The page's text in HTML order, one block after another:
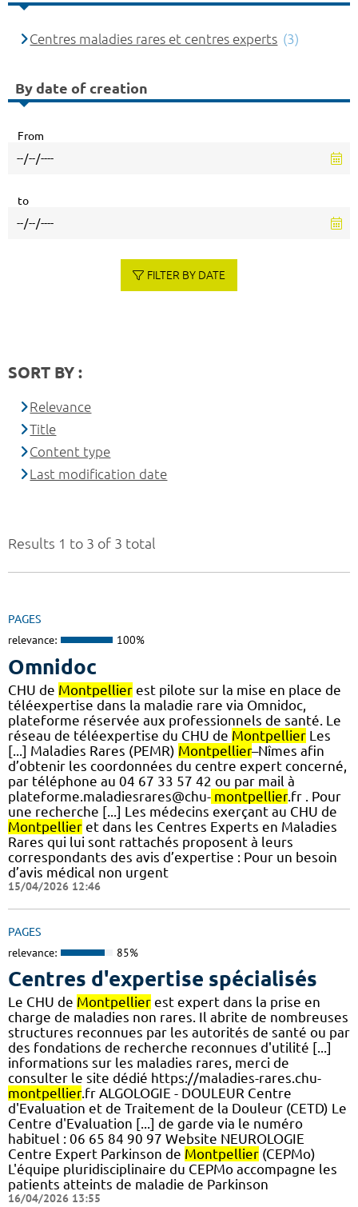
Results 1 to 3 of 3 total
PAGES
relevance: 100%
Omnidoc
CHU de Montpellier est pilote sur la mise en place de
téléexpertise dans la maladie rare via Omnidoc,
plateforme réservée aux professionnels de santé. Le
réseau de téléexpertise du CHU de Montpellier Les
[...] Maladies Rares (PEMR) Montpellier–Nîmes afin
d’obtenir les coordonnées du centre expert concerné,
par téléphone au 04 67 33 57 42 ou par mail à
plateforme.maladiesrares@chu- montpellier.fr . Pour
une recherche [...] Les médecins exerçant au CHU de
Montpellier et dans les Centres Experts en Maladies
Rares qui lui sont rattachés proposent à leurs
correspondants des avis d’expertise : Pour un besoin
d’avis médical non urgent
15/04/2026 12:46
PAGES
relevance: 85%
Centres d'expertise spécialisés
Le CHU de Montpellier est expert dans la prise en
charge de maladies non rares. Il abrite de nombreuses
structures reconnues par les autorités de santé ou par
des fondations de recherche reconnues d'utilité [...]
informations sur les maladies rares, merci de
consulter le site dédié https://maladies-rares.chu-
montpellier.fr ALGOLOGIE - DOULEUR Centre
d'Evaluation et de Traitement de la Douleur (CETD) Le
Centre d'Evaluation [...] de garde via le numéro
habituel : 06 65 84 90 97 Website NEUROLOGIE
Centre Expert Parkinson de Montpellier (CEPMo)
L'équipe pluridisciplinaire du CEPMo accompagne les
patients atteints de maladie de Parkinson
16/04/2026 13:55
Centres maladies rares et centres experts (3)
By date of creation
From
to
FILTER BY DATE
SORT BY :
Relevance
Title
Content type
Last modification date